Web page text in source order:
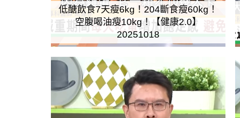
低醣飲食7天瘦6kg！204斷食瘦60kg！
空腹喝油瘦10kg！【健康2.0】
20251018